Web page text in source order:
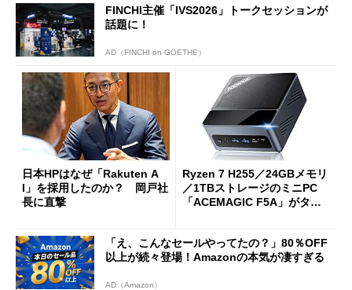
FINCHI主催「IVS2026」トークセッションが
話題に！
AD（FINCHI on GOETHE）
日本HPはなぜ「Rakuten A
I」を採用したのか？ 岡戸社
長に直撃
Ryzen 7 H255／24GBメモリ
／1TBストレージのミニPC
「ACEMAGIC F5A」がタイ
「え、こんなセールやってたの？」80％OFF
以上が続々登場！Amazonの本気が凄すぎる
AD（Amazon）